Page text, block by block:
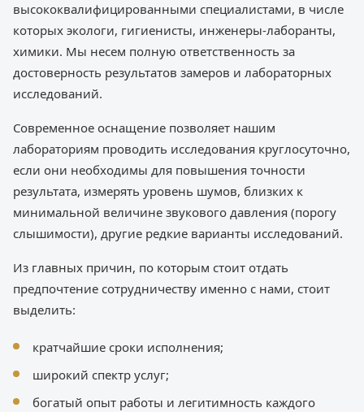
высококвалифицированными специалистами, в числе
которых экологи, гигиенисты, инженеры-лаборанты,
химики. Мы несем полную ответственность за
достоверность результатов замеров и лабораторных
исследований.
Современное оснащение позволяет нашим
лабораториям проводить исследования круглосуточно,
если они необходимы для повышения точности
результата, измерять уровень шумов, близких к
минимальной величине звукового давления (порогу
слышимости), другие редкие варианты исследований.
Из главных причин, по которым стоит отдать
предпочтение сотрудничеству именно с нами, стоит
выделить:
кратчайшие сроки исполнения;
широкий спектр услуг;
богатый опыт работы и легитимность каждого